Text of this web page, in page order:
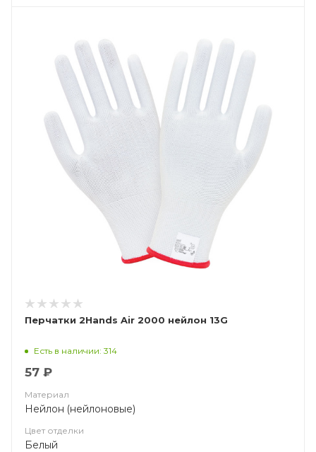
Перчатки 2Hands Air 2000 нейлон 13G
Есть в наличии: 314
57 ₽
Материал
Нейлон (нейлоновые)
Цвет отделки
Белый